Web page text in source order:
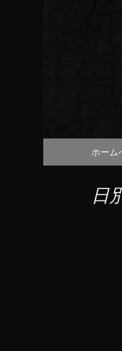
京
知
コンテン
ホーム
日